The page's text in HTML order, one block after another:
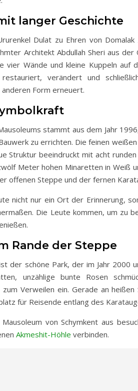
langer Geschichte
Dulat zu Ehren von
Architekt Abdullah Sheri aus
vier Wände und kleine Kuppeln auf
restauriert, verändert und
Form erneuert.
stammt aus dem Jahr
zu errichten. Die feinen
Struktur beeindruckt mit acht
Meter hohen Minaretten in Weiß
offenen Steppe und der fernen
nicht nur ein Ort der Erinnerung,
Die Leute kommen, um zu
Rande der Steppe
der schöne Park, der im Jahr 2000
unzählige bunte Rosen
Verweilen ein. Gerade an
für Reisende entlang des
von Schymkent aus
Akmeshit-Höhle verbinden.